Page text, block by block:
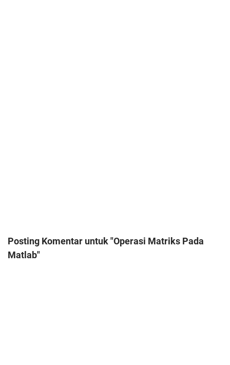
Posting Komentar untuk "Operasi Matriks Pada
Matlab"